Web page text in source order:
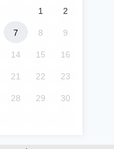
1 2
7 8 9
14 15 16
21 22 23
28 29 30